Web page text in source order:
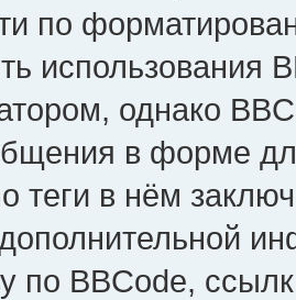
по
использования
однако
в форме
теги в нём
по BBCode,